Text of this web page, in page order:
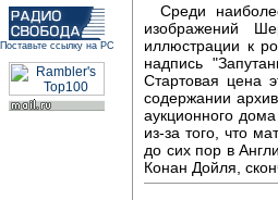
Поставьте ссылку на РС
Среди
изображений
иллюстрации к
надпись
Стартовая цена
содержании
аукционного
из-за того, что
до сих пор в
Конан Дойля,